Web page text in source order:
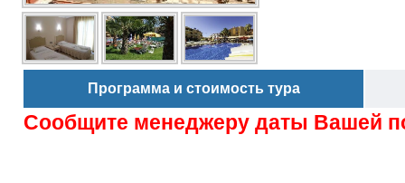
Программа и стоимость тура
Сообщите менеджеру даты Вашей